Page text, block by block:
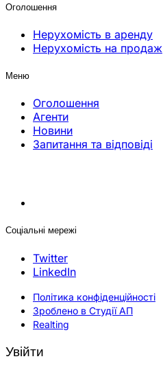
Оголошення
Нерухомість в аренду
Нерухомість на продаж
Меню
Оголошення
Агенти
Новини
Запитання та відповіді
Соціальні мережі
Twitter
LinkedIn
Політика конфіденційності
Зроблено в Студії АП
Realting
Увійти